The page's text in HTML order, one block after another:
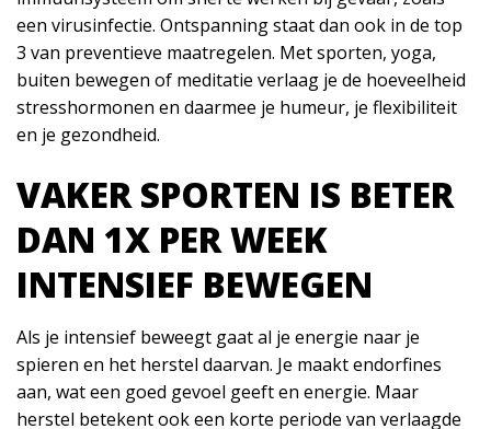
een virusinfectie. Ontspanning staat dan ook in de top
3 van preventieve maatregelen. Met sporten, yoga,
buiten bewegen of meditatie verlaag je de hoeveelheid
stresshormonen en daarmee je humeur, je flexibiliteit
en je gezondheid.
VAKER SPORTEN IS BETER
DAN 1X PER WEEK
INTENSIEF BEWEGEN
Als je intensief beweegt gaat al je energie naar je
spieren en het herstel daarvan. Je maakt endorfines
aan, wat een goed gevoel geeft en energie. Maar
herstel betekent ook een korte periode van verlaagde